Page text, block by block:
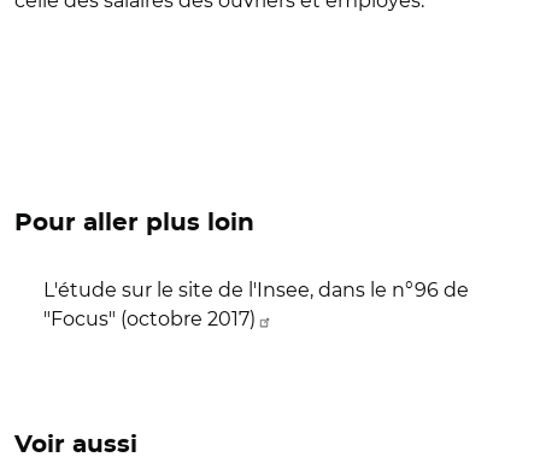
Pour aller plus loin
L'étude sur le site de l'Insee, dans le n°96 de
"Focus" (octobre 2017)
Voir aussi